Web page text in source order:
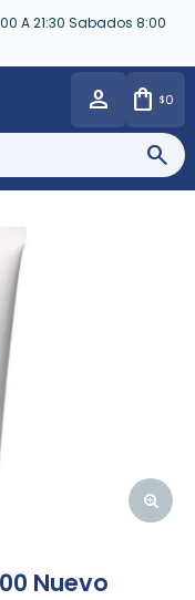
A 21:30 Sabados 8:00
$0
Nuevo